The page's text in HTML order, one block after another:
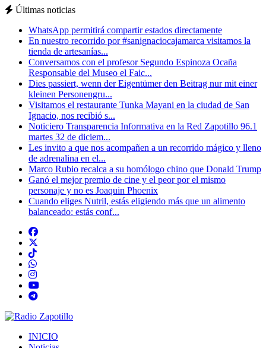
Últimas noticias
WhatsApp permitirá compartir estados directamente
En nuestro recorrido por #sanignaciocajamarca visitamos la
tienda de artesanías...
Conversamos con el profesor Segundo Espinoza Ocaña
Responsable del Museo el Faic...
Dies passiert, wenn der Eigentümer den Beitrag nur mit einer
kleinen Personengru...
Visitamos el restaurante Tunka Mayani en la ciudad de San
Ignacio, nos recibió s...
Noticiero Transparencia Informativa en la Red Zapotillo 96.1
martes 32 de diciem...
Les invito a que nos acompañen a un recorrido mágico y lleno
de adrenalina en el...
Marco Rubio recalca a su homólogo chino que Donald Trump
Ganó el mejor premio de cine y el peor por el mismo
personaje y no es Joaquin Phoenix
Cuando eliges Nutril, estás eligiendo más que un alimento
balanceado: estás conf...
INICIO